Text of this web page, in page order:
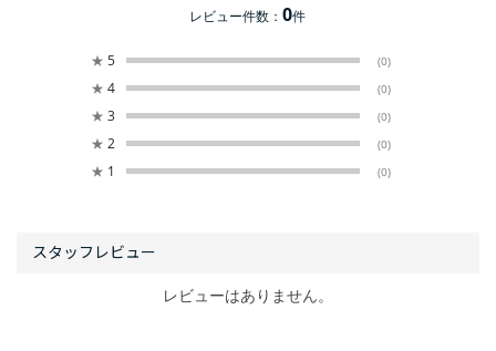
レビュー件数：0件
★ 5 (0)
★ 4 (0)
★ 3 (0)
★ 2 (0)
★ 1 (0)
レビューはありません。